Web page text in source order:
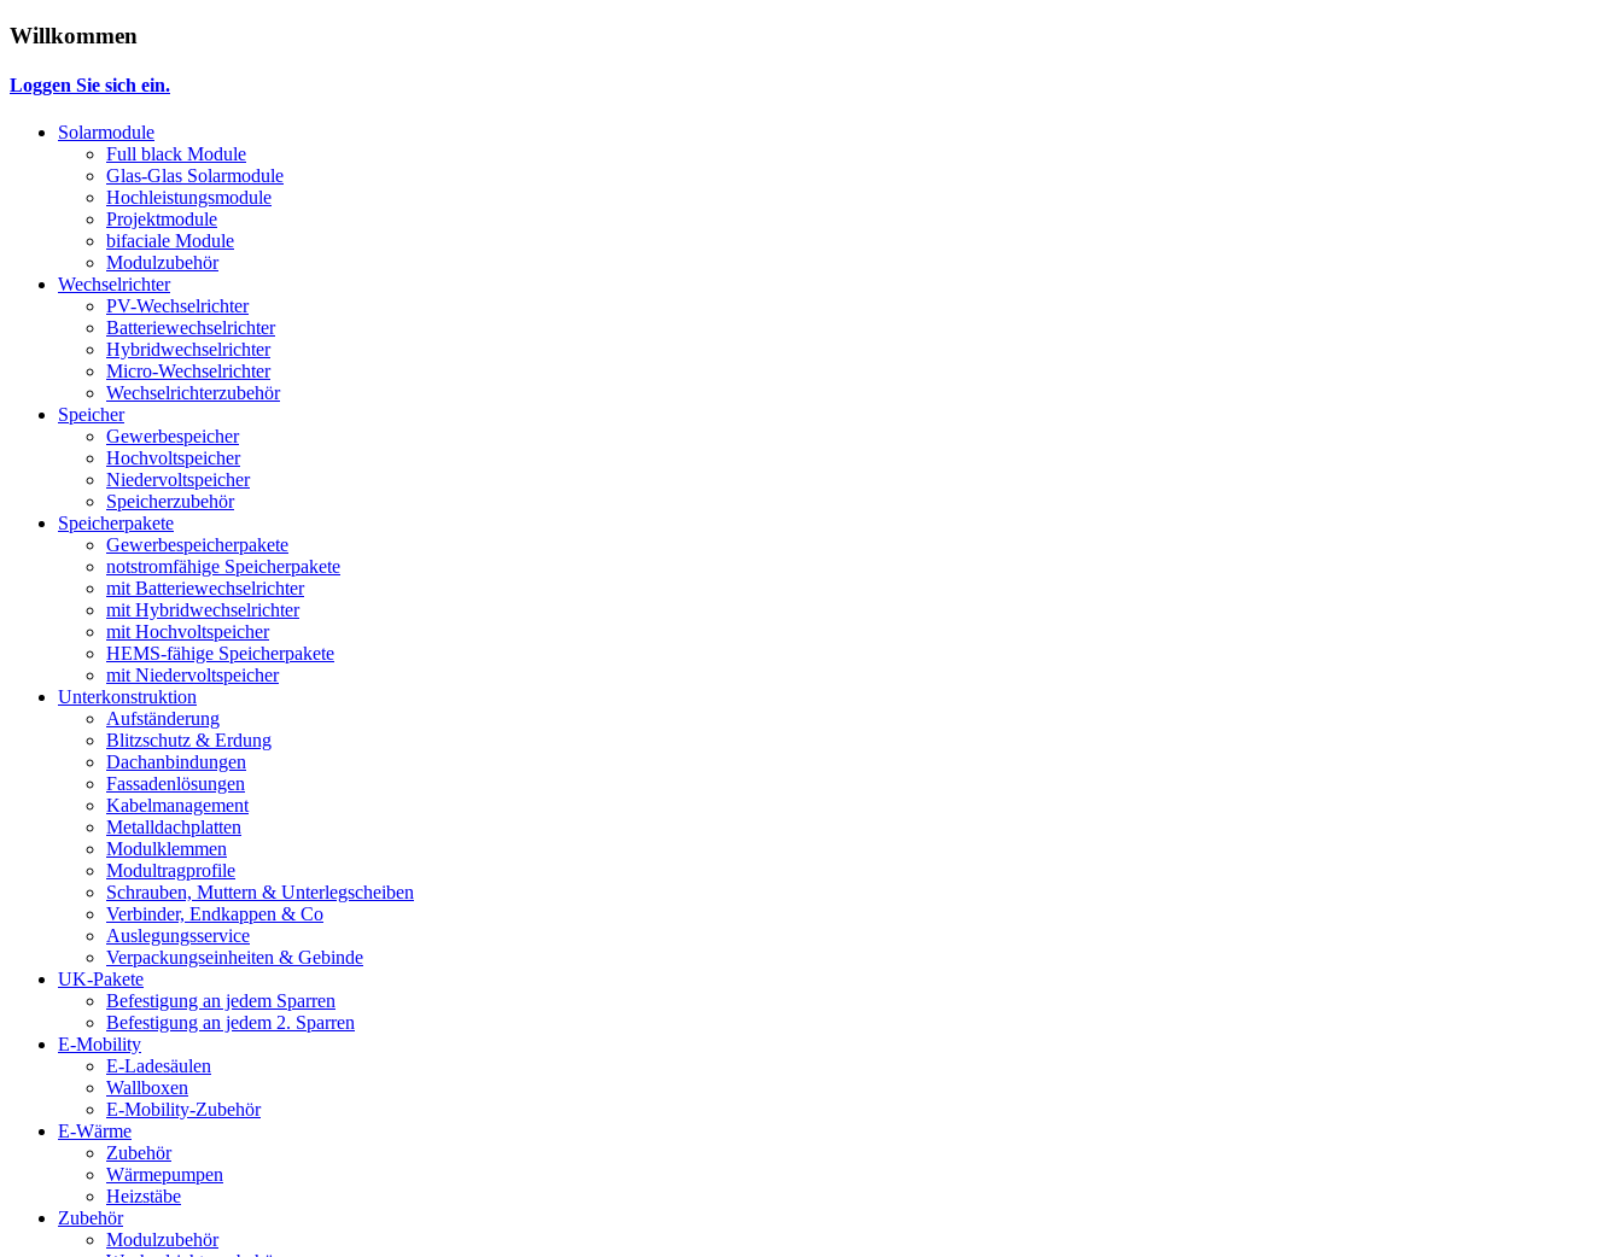
Willkommen
Loggen Sie sich ein.
Solarmodule
Full black Module
Glas-Glas Solarmodule
Hochleistungsmodule
Projektmodule
bifaciale Module
Modulzubehör
Wechselrichter
PV-Wechselrichter
Batteriewechselrichter
Hybridwechselrichter
Micro-Wechselrichter
Wechselrichterzubehör
Speicher
Gewerbespeicher
Hochvoltspeicher
Niedervoltspeicher
Speicherzubehör
Speicherpakete
Gewerbespeicherpakete
notstromfähige Speicherpakete
mit Batteriewechselrichter
mit Hybridwechselrichter
mit Hochvoltspeicher
HEMS-fähige Speicherpakete
mit Niedervoltspeicher
Unterkonstruktion
Aufständerung
Blitzschutz & Erdung
Dachanbindungen
Fassadenlösungen
Kabelmanagement
Metalldachplatten
Modulklemmen
Modultragprofile
Schrauben, Muttern & Unterlegscheiben
Verbinder, Endkappen & Co
Auslegungsservice
Verpackungseinheiten & Gebinde
UK-Pakete
Befestigung an jedem Sparren
Befestigung an jedem 2. Sparren
E-Mobility
E-Ladesäulen
Wallboxen
E-Mobility-Zubehör
E-Wärme
Zubehör
Wärmepumpen
Heizstäbe
Zubehör
Modulzubehör